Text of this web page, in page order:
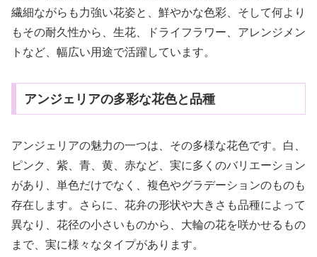
繊細ながらも力強い花姿と、鮮やかな色彩、そして何より
もその耐久性から、生花、ドライフラワー、アレンジメン
トなど、幅広い用途で活躍しています。
アンジェリアの多彩な花色と品種
アンジェリアの魅力の一つは、その多様な花色です。白、
ピンク、紫、青、黄、赤など、実に多くのバリエーション
があり、単色だけでなく、複色やグラデーションのものも
存在します。さらに、花弁の形状や大きさも品種によって
異なり、花径の小さいものから、大輪の花を咲かせるもの
まで、実に様々なタイプがあります。